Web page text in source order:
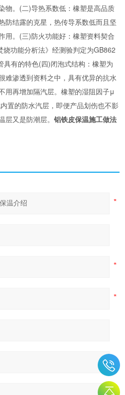
物。(二)导热系数低：橡塑是高品质
防结露的克星，热传导系数低而且坚
用。(三)防火功能好：橡塑资料契合
功能分析法》经测验判定为GB862
具有的特色(四)闭泡式结构：橡塑为
难渗透到资料之中，具有优异的抗水
用再增加隔汽层。橡塑的湿阻因子μ
置的防水汽层，即便产品划伤也不影
层又是防潮层。铝铁皮保温施工做法